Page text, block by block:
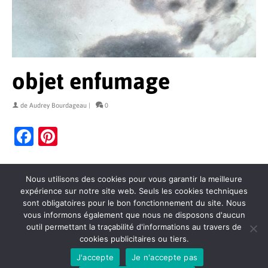
objet enfumage
de Audrey Bourdageau | 0
Facebook
Politique de confidentialité Mentions légales
Conditions générales de vente Plan du site
Nous utilisons des cookies pour vous garantir la meilleure
expérience sur notre site web. Seuls les cookies techniques
sont obligatoires pour le bon fonctionnement du site. Nous
vous informons également que nous ne disposons d'aucun
outil permettant la traçabilité d'informations au travers de
cookies publicitaires ou tiers.
J'accepte
Je n'accepte pas